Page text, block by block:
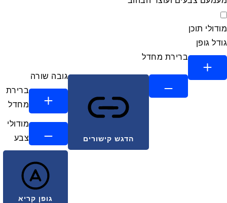
מצב בטוח לאפילפסיה
מודולי תוכן
גודל גופן
ברירת מחדל
הדגש קישורים
גובה שורה
ברירת
מחדל
גופן קריא
מודולי
צבע